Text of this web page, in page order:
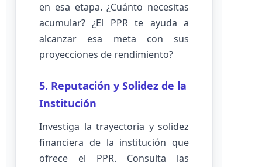
en esa etapa. ¿Cuánto necesitas
acumular? ¿El PPR te ayuda a
alcanzar esa meta con sus
proyecciones de rendimiento?
5. Reputación y Solidez de la
Institución
Investiga la trayectoria y solidez
financiera de la institución que
ofrece el PPR. Consulta las